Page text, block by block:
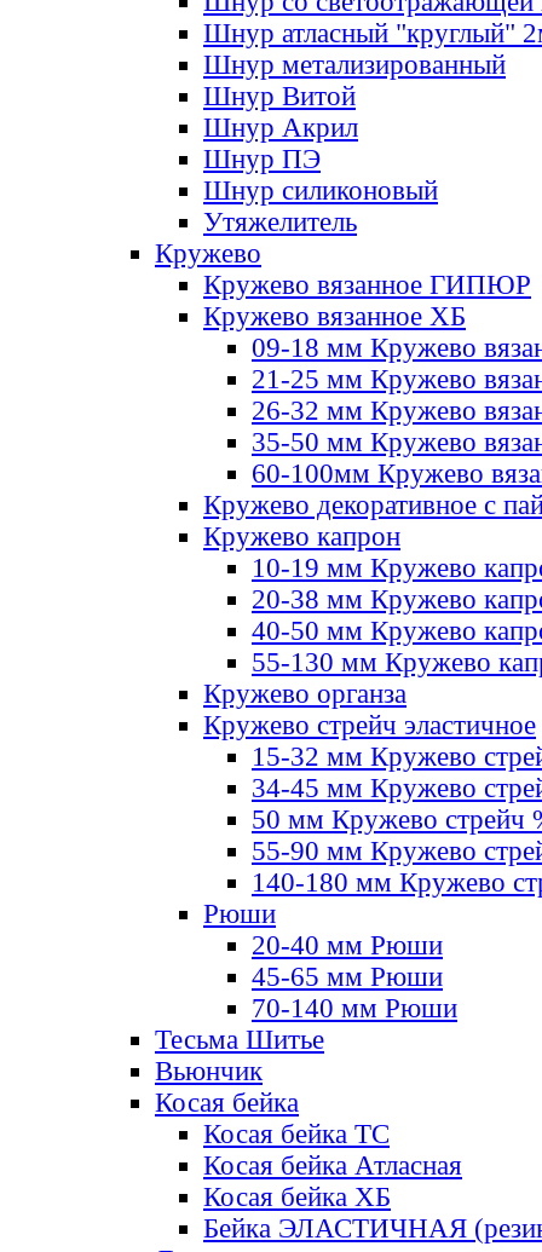
Шнур атласный "круглый"
Шнур метализированный
Шнур Витой
Шнур Акрил
Шнур ПЭ
Шнур силиконовый
Утяжелитель
Кружево
Кружево вязанное ГИПЮР
Кружево вязанное ХБ
09-18 мм Кружево
21-25 мм Кружево
26-32 мм Кружево
35-50 мм Кружево
60-100мм Кружево
Кружево декоративное с
Кружево капрон
10-19 мм Кружево
20-38 мм Кружево
40-50 мм Кружево
55-130 мм Кружево
Кружево органза
Кружево стрейч эластичное
15-32 мм Кружево
34-45 мм Кружево
50 мм Кружево стрейч
55-90 мм Кружево
140-180 мм Кружево
Рюши
20-40 мм Рюши
45-65 мм Рюши
70-140 мм Рюши
Тесьма Шитье
Вьюнчик
Косая бейка
Косая бейка ТС
Косая бейка Атласная
Косая бейка ХБ
Бейка ЭЛАСТИЧНАЯ